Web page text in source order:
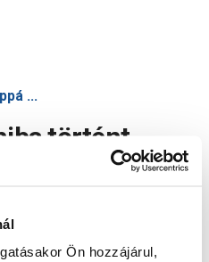
Ön hozzájárul,
...
történt